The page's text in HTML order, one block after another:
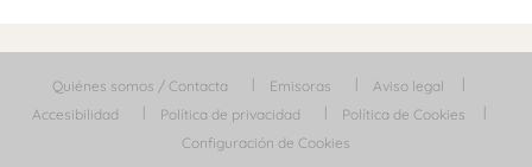
Quiénes somos / Contacta Emisoras
Aviso legal
Accesibilidad
Política de privacidad
Política de Cookies
Configuración de Cookies